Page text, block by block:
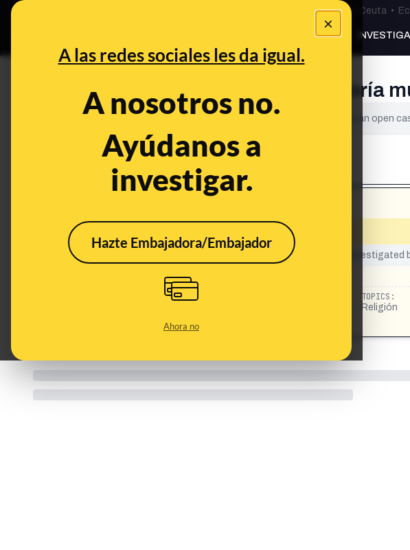
×
A las redes sociales les da igual.
A nosotros no.
Ayúdanos a
investigar.
Hazte Embajadora/Embajador
Ahora no
Especial Ceuta•Bulos Ceuta •
PREBUNKING
¿Albania ya no es un país de mayoría
This content has NOT yet been verified. It is an open
«Albania ya no es un país de mayoría musulmana»
This content has not yet been investigated
https://www.instagram.com/p/DMB0xMNMNwi/
TOPICS:
Religión